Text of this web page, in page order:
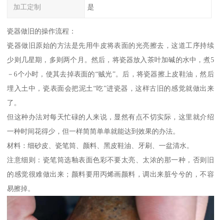
加工定制 是
瓷器做旧的操作流程：
瓷器做旧原始的方法是先用牛皮将表面的光亮擦去，这道工序持续
少则几星期，多则两个月。然后，将瓷器放入茶叶加碱的水中，煮5
－6个小时，使其去掉表面的“贼光”。后，将瓷器擦上皮鞋油，然后
埋入土中，瓷表面会把泥土“吃”进瓷器，这样古旧的感觉就做出来
了。
但这种办法对每天忙碌的人来说，显然有点不切实际，这里就介绍
一种时间花得少，但一样简简单单就能达到效果的办法。
材料：细砂皮、瓷笔筒、颜料、黑皮鞋油、牙刷、一盆清水。
注意细则：瓷笔筒选釉表面色彩不要太亮、太浓的那一种，否则旧
的感觉很难做出来；颜料要用丙烯画颜料，调出来脏兮兮的，不容
易擦掉。